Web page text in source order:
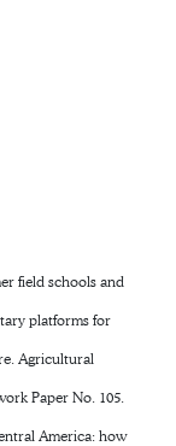
field schools and
platforms for
Agricultural
Paper No. 105.
America: how